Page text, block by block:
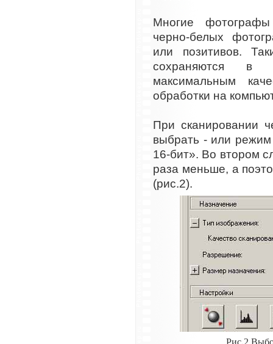
Многие
черно-белых
или позитивов.
сохраняются в
максимальным
обработки на
При сканировании
выбрать - или
16-бит». Во втором
раза меньше, а
(рис.2).